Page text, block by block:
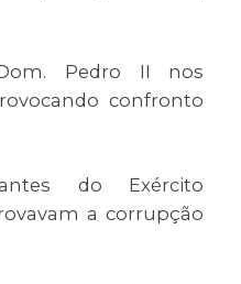
Pedro II nos
confronto
do Exército
a corrupção